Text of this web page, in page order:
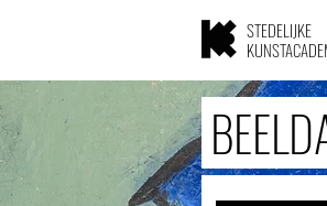
STEDELIJKE